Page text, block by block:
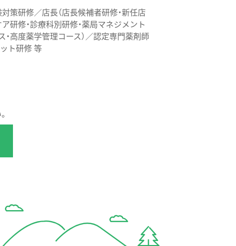
研修／店長（店長候補者研修・新任店
研修・診療科別研修・薬局マネジメント
高度薬学管理コース）／認定専門薬剤師
ト研修 等